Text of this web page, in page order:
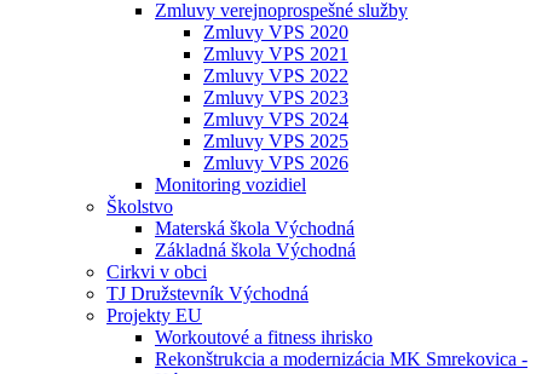
Zmluvy verejnoprospešné služby
Zmluvy VPS 2020
Zmluvy VPS 2021
Zmluvy VPS 2022
Zmluvy VPS 2023
Zmluvy VPS 2024
Zmluvy VPS 2025
Zmluvy VPS 2026
Monitoring vozidiel
Školstvo
Materská škola Východná
Základná škola Východná
Cirkvi v obci
TJ Družstevník Východná
Projekty EU
Workoutové a fitness ihrisko
Rekonštrukcia a modernizácia MK Smrekovica -